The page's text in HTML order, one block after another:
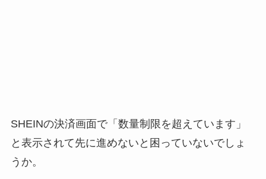
SHEINの決済画面で「数量制限を超えています」
と表示されて先に進めないと困っていないでしょ
うか。